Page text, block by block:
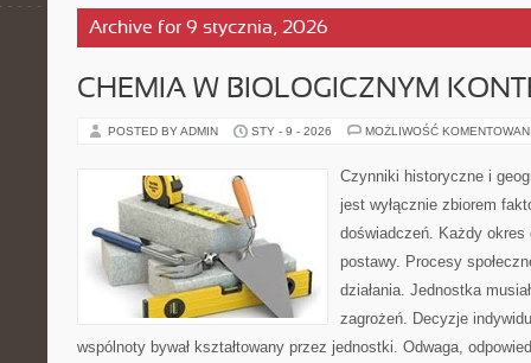
Archive for 9 stycznia, 2026
CHEMIA W BIOLOGICZNYM
POSTED BY ADMIN STY - 9 - 2026 MOŻLIWOŚĆ
Czynniki historyczne i
jest wyłącznie zbiorem
doświadczeń. Każdy okres
postawy. Procesy
działania. Jednostka
zagrożeń. Decyzje
wspólnoty bywał kształtowany przez jednostki. Odwaga,